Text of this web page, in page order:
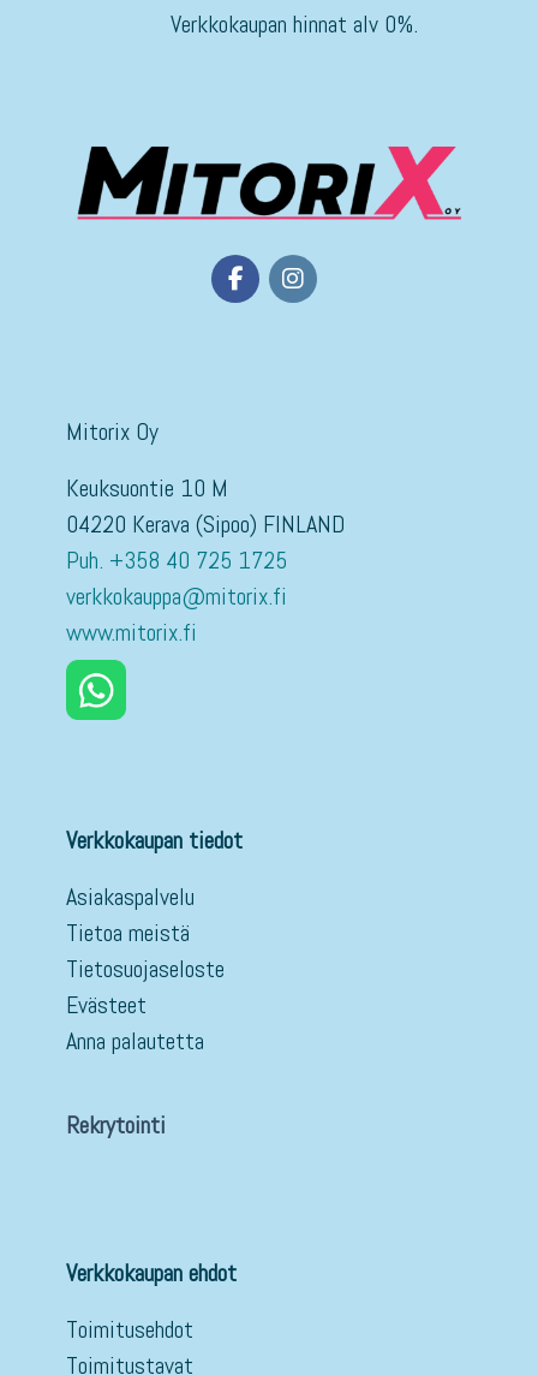
Verkkokaupan hinnat alv 0%.
Mitorix Oy
Keuksuontie 10 M
04220 Kerava (Sipoo) FINLAND
Puh. +358 40 725 1725
verkkokauppa@mitorix.fi
www.mitorix.fi
Verkkokaupan tiedot
Asiakaspalvelu
Tietoa meistä
Tietosuojaseloste
Evästeet
Anna palautetta
Rekrytointi
Verkkokaupan ehdot
Toimitusehdot
Toimitustavat